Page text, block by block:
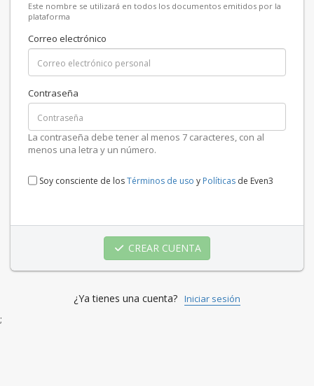
Este nombre se utilizará en todos los documentos emitidos por la
plataforma
Correo electrónico
Contraseña
La contraseña debe tener al menos 7 caracteres, con al
menos una letra y un número.
Soy consciente de losTérminos de uso y Políticas de Even3
CREAR CUENTA
¿Ya tienes una cuenta? Iniciar sesión
;